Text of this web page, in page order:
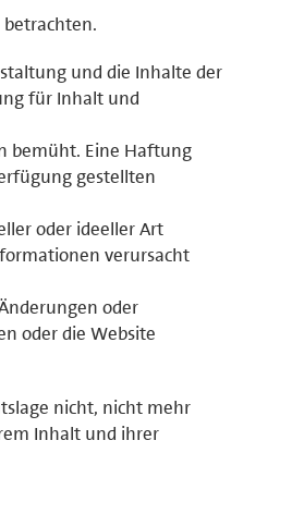
betrachten.
und die Inhalte der
für Inhalt und
bemüht. Eine Haftung
gestellten
oder ideeller Art
verursacht
oder
oder die Website
nicht, nicht mehr
Inhalt und ihrer